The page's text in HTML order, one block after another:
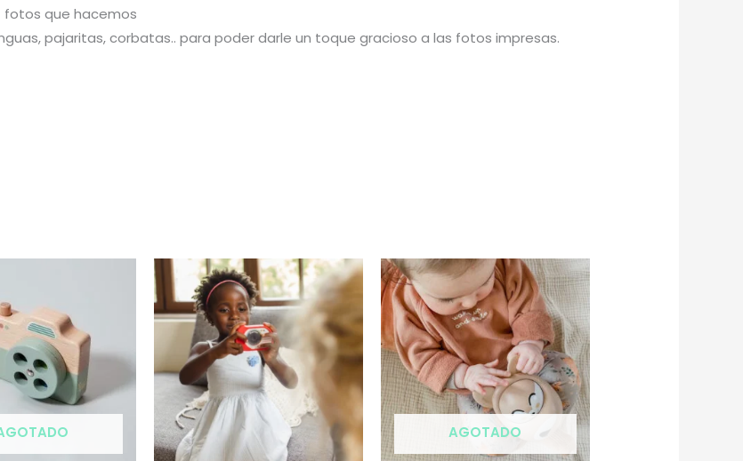
que hacemos
pajaritas, corbatas.. para poder darle un toque gracioso a las fotos impresas.
AGOTADO